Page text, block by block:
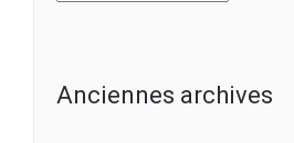
Anciennes archives